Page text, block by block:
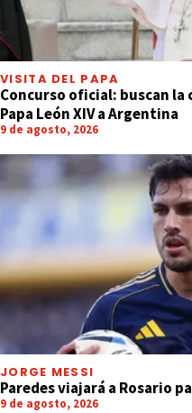
VISITA DEL PAPA
Concurso oficial: buscan
Papa León XIV a Argentina
9 de agosto, 2026
JORGE MESSI
Paredes viajará a Rosario
9 de agosto, 2026